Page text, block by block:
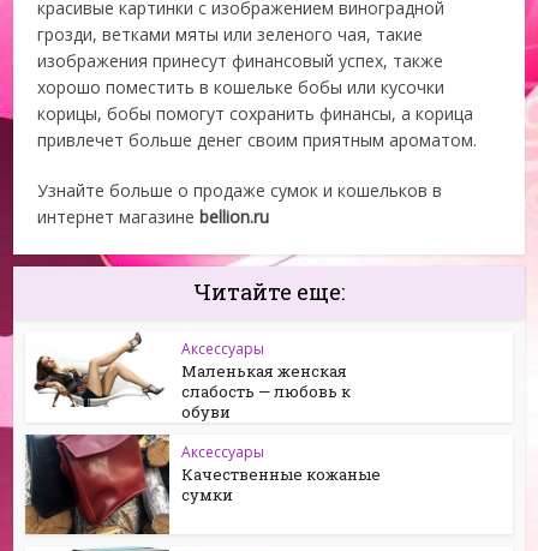
красивые картинки с изображением виноградной
грозди, ветками мяты или зеленого чая, такие
изображения принесут финансовый успех, также
хорошо поместить в кошельке бобы или кусочки
корицы, бобы помогут сохранить финансы, а корица
привлечет больше денег своим приятным ароматом.
Узнайте больше о продаже сумок и кошельков в
интернет магазинеbellion.ru
Читайте еще:
Аксессуары
Маленькая женская
слабость — любовь к
обуви
Аксессуары
Качественные кожаные
сумки